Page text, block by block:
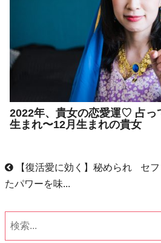
2022年、貴女の恋愛運♡ 占っ
生まれ〜12月生まれの貴女
【復活愛に効く】秘められ
たパワーを味...
セ